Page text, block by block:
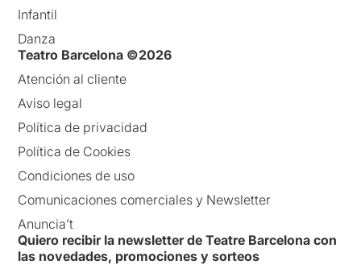
Infantil
Danza
Teatro Barcelona ©2026
Atención al cliente
Aviso legal
Política de privacidad
Política de Cookies
Condiciones de uso
Comunicaciones comerciales y Newsletter
Anuncia’t
Quiero recibir la newsletter de Teatre Barcelona con
las novedades, promociones y sorteos